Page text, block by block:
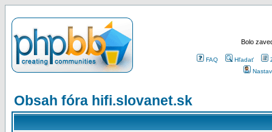
Bolo
FAQ Hľadať
Obsah fóra hifi.slovanet.sk